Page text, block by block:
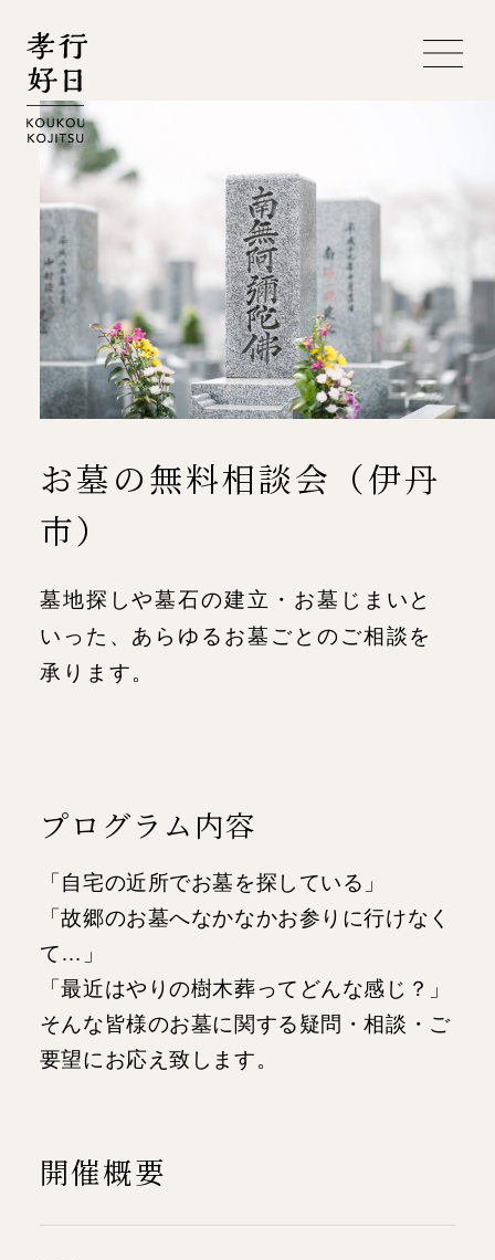
お墓の無料相談会（伊丹
市）
墓地探しや墓石の建立・お墓じまいと
いった、あらゆるお墓ごとのご相談を
承ります。
プログラム内容
「自宅の近所でお墓を探している」
「故郷のお墓へなかなかお参りに行けなく
て…」
「最近はやりの樹木葬ってどんな感じ？」
そんな皆様のお墓に関する疑問・相談・ご
要望にお応え致します。
開催概要